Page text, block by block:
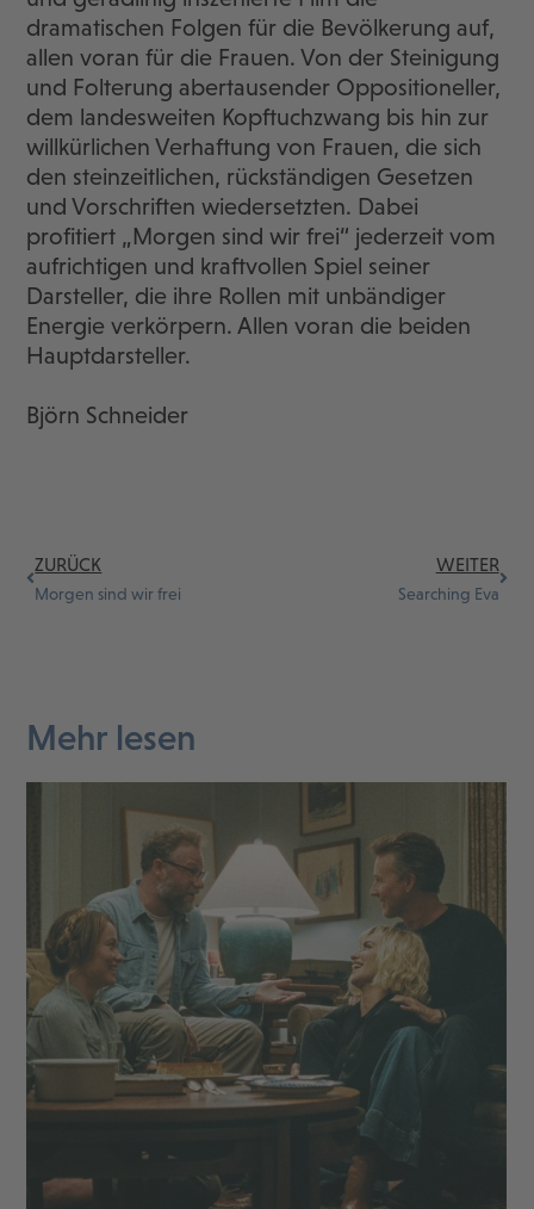
dramatischen Folgen für die Bevölkerung auf,
allen voran für die Frauen. Von der Steinigung
und Folterung abertausender Oppositioneller,
dem landesweiten Kopftuchzwang bis hin zur
willkürlichen Verhaftung von Frauen, die sich
den steinzeitlichen, rückständigen Gesetzen
und Vorschriften wiedersetzten. Dabei
profitiert „Morgen sind wir frei“ jederzeit vom
aufrichtigen und kraftvollen Spiel seiner
Darsteller, die ihre Rollen mit unbändiger
Energie verkörpern. Allen voran die beiden
Hauptdarsteller.
Björn Schneider
ZURÜCK
Morgen sind wir frei
WEITER
Searching Eva
Mehr lesen